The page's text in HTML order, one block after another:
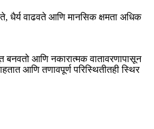
धैर्य वाढवते आणि मानसिक क्षमता अधिक
बनवतो आणि नकारात्मक वातावरणापासून
आणि तणावपूर्ण परिस्थितीतही स्थिर